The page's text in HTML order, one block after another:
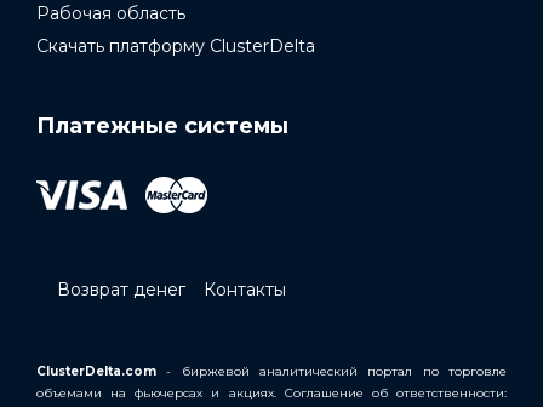
Рабочая область
Скачать платформу ClusterDelta
Платежные системы
Возврат денег Контакты
ClusterDelta.com - биржевой аналитический портал по торговле
объемами на фьючерсах и акциях. Соглашение об ответственности: